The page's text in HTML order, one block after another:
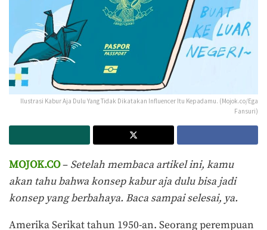
Ilustrasi Kabur Aja Dulu Yang Tidak Dikatakan Influencer Itu Kepadamu. (Mojok.co/Ega
Fansuri)
MOJOK.CO– Setelah membaca artikel ini, kamu
akan tahu bahwa konsep kabur aja dulu bisa jadi
konsep yang berbahaya. Baca sampai selesai, ya.
Amerika Serikat tahun 1950-an. Seorang perempuan